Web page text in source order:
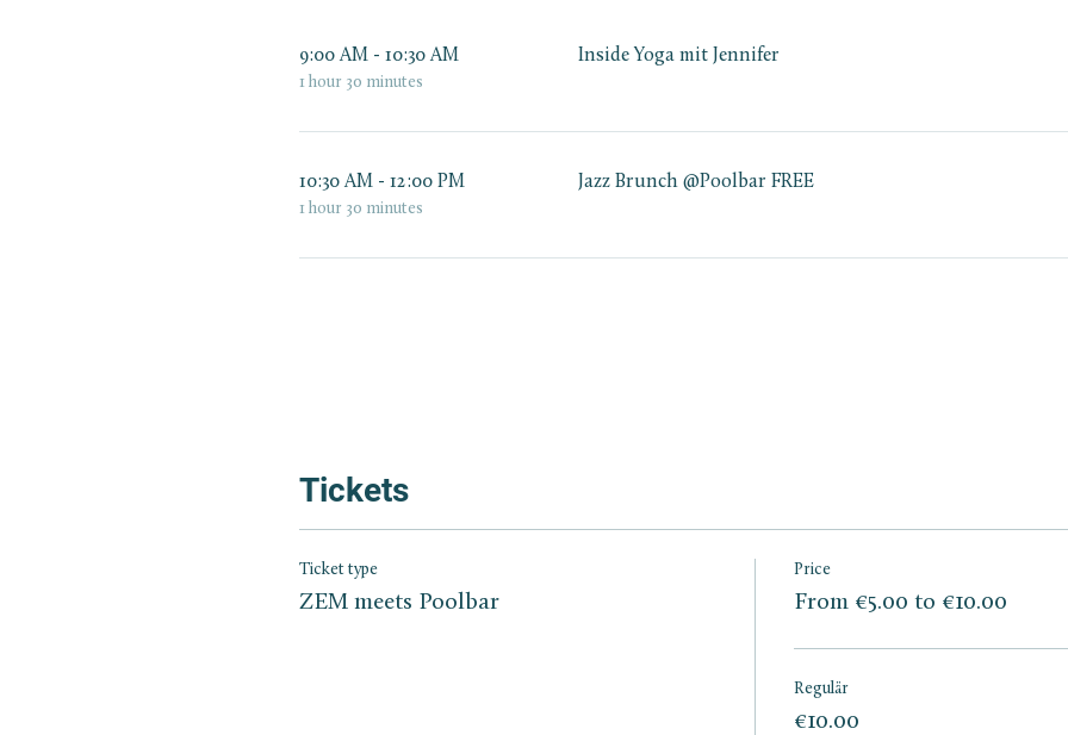
9:00 AM - 10:30 AM
1 hour 30 minutes
Inside Yoga mit Jennifer
10:30 AM - 12:00 PM
1 hour 30 minutes
Jazz Brunch @Poolbar FREE
Tickets
Ticket type
ZEM meets Poolbar
Price
From €5.00 to €10.00
Regulär
€10.00